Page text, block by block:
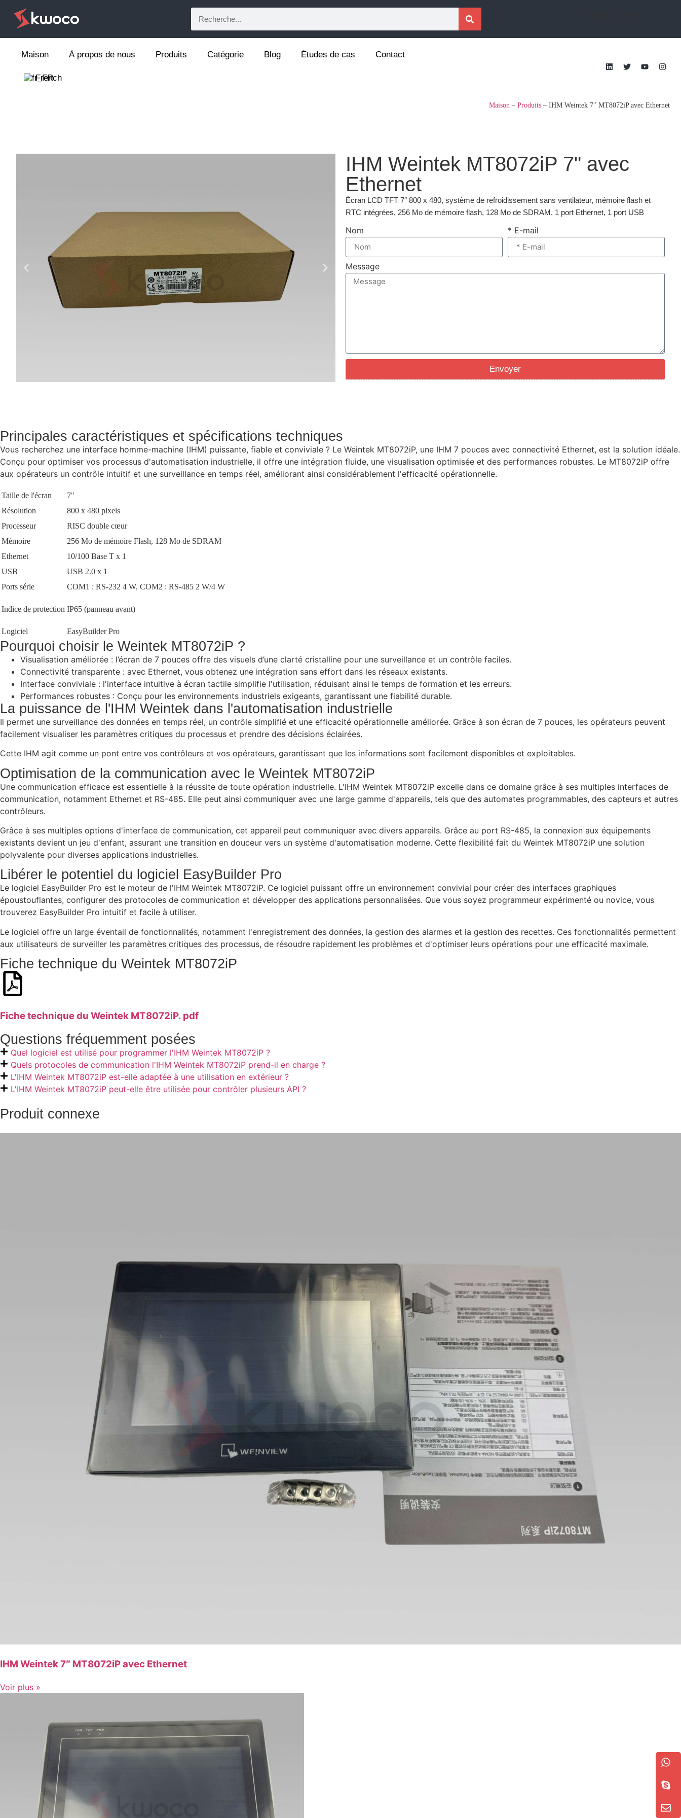
Maison À propos de nous Produits Catégorie Blog Études de cas Contact
French
Maison – Produits – IHM Weintek 7″ MT8072iP avec Ethernet
IHM Weintek MT8072iP 7" avec
Ethernet
Écran LCD TFT 7″ 800 x 480, système de refroidissement sans ventilateur, mémoire flash et
RTC intégrées, 256 Mo de mémoire flash, 128 Mo de SDRAM, 1 port Ethernet, 1 port USB
Nom * E-mail
Message
Envoyer
Principales caractéristiques et spécifications techniques
Vous recherchez une interface homme-machine (IHM) puissante, fiable et conviviale ? Le Weintek MT8072iP, une IHM 7 pouces avec connectivité Ethernet, est la solution idéale.
Conçu pour optimiser vos processus d'automatisation industrielle, il offre une intégration fluide, une visualisation optimisée et des performances robustes. Le MT8072iP offre
aux opérateurs un contrôle intuitif et une surveillance en temps réel, améliorant ainsi considérablement l'efficacité opérationnelle.
Taille de l'écran
7"
Résolution
800 x 480 pixels
Processeur
RISC double cœur
Mémoire
256 Mo de mémoire Flash, 128 Mo de SDRAM
Ethernet
10/100 Base T x 1
USB
USB 2.0 x 1
Ports série
COM1 : RS-232 4 W, COM2 : RS-485 2 W/4 W
Indice de protection IP65 (panneau avant)
Logiciel EasyBuilder Pro
Pourquoi choisir le Weintek MT8072iP ?
Visualisation améliorée : l’écran de 7 pouces offre des visuels d’une clarté cristalline pour une surveillance et un contrôle faciles.
Connectivité transparente : avec Ethernet, vous obtenez une intégration sans effort dans les réseaux existants.
Interface conviviale : l'interface intuitive à écran tactile simplifie l'utilisation, réduisant ainsi le temps de formation et les erreurs.
Performances robustes : Conçu pour les environnements industriels exigeants, garantissant une fiabilité durable.
La puissance de l'IHM Weintek dans l'automatisation industrielle
Il permet une surveillance des données en temps réel, un contrôle simplifié et une efficacité opérationnelle améliorée. Grâce à son écran de 7 pouces, les opérateurs peuvent
facilement visualiser les paramètres critiques du processus et prendre des décisions éclairées.
Cette IHM agit comme un pont entre vos contrôleurs et vos opérateurs, garantissant que les informations sont facilement disponibles et exploitables.
Optimisation de la communication avec le Weintek MT8072iP
Une communication efficace est essentielle à la réussite de toute opération industrielle. L'IHM Weintek MT8072iP excelle dans ce domaine grâce à ses multiples interfaces de
communication, notamment Ethernet et RS-485. Elle peut ainsi communiquer avec une large gamme d'appareils, tels que des automates programmables, des capteurs et autres
contrôleurs.
Grâce à ses multiples options d'interface de communication, cet appareil peut communiquer avec divers appareils. Grâce au port RS-485, la connexion aux équipements
existants devient un jeu d'enfant, assurant une transition en douceur vers un système d'automatisation moderne. Cette flexibilité fait du Weintek MT8072iP une solution
polyvalente pour diverses applications industrielles.
Libérer le potentiel du logiciel EasyBuilder Pro
Le logiciel EasyBuilder Pro est le moteur de l'IHM Weintek MT8072iP. Ce logiciel puissant offre un environnement convivial pour créer des interfaces graphiques
époustouflantes, configurer des protocoles de communication et développer des applications personnalisées. Que vous soyez programmeur expérimenté ou novice, vous
trouverez EasyBuilder Pro intuitif et facile à utiliser.
Le logiciel offre un large éventail de fonctionnalités, notamment l'enregistrement des données, la gestion des alarmes et la gestion des recettes. Ces fonctionnalités permettent
aux utilisateurs de surveiller les paramètres critiques des processus, de résoudre rapidement les problèmes et d'optimiser leurs opérations pour une efficacité maximale.
Fiche technique du Weintek MT8072iP
Fiche technique du Weintek MT8072iP. pdf
Questions fréquemment posées
Quel logiciel est utilisé pour programmer l'IHM Weintek MT8072iP ?
Quels protocoles de communication l'IHM Weintek MT8072iP prend-il en charge ?
L'IHM Weintek MT8072iP est-elle adaptée à une utilisation en extérieur ?
L'IHM Weintek MT8072iP peut-elle être utilisée pour contrôler plusieurs API ?
Produit connexe
IHM Weintek 7″ MT8072iP avec Ethernet
Voir plus »